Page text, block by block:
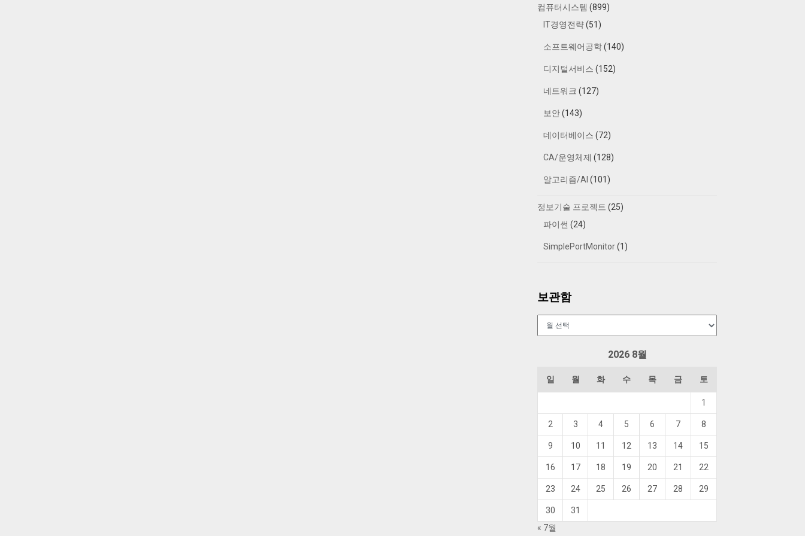
컴퓨터시스템 (899)
IT경영전략(51)
소프트웨어공학(140)
디지털서비스 (152)
네트워크 (127)
보안(143)
데이터베이스 (72)
CA/운영체제 (128)
알고리즘/AI (101)
정보기술 프로젝트 (25)
파이썬 (24)
SimplePortMonitor(1)
보관함
2026 8월
일 월 화 수 목 금 토
1
2 3 4 5 6 7 8
9 10 11 12 13 14 15
16 17 18 19 20 21 22
23 24 25 26 27 28 29
30
31
« 7월